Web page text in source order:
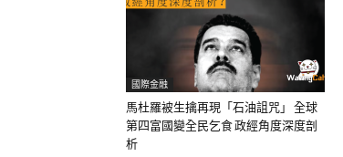
國際金融
馬杜羅被生擒再現「石油詛咒」 全球
第四富國變全民乞食 政經角度深度剖
析